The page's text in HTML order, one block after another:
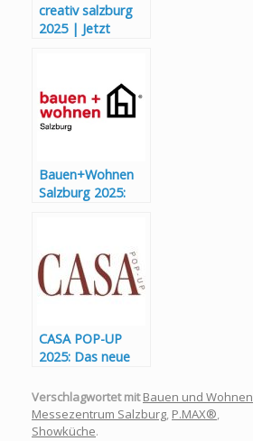
creativ salzburg
2025 | Jetzt
Bauen+Wohnen
Salzburg 2025:
für jedes
Bauprojekt
CASA POP-UP
2025: Das neue
Raumgestaltung
und Inspiration!
Verschlagwortet mit Bauen und Wohnen
Messezentrum Salzburg, P.MAX®,
Showküche.